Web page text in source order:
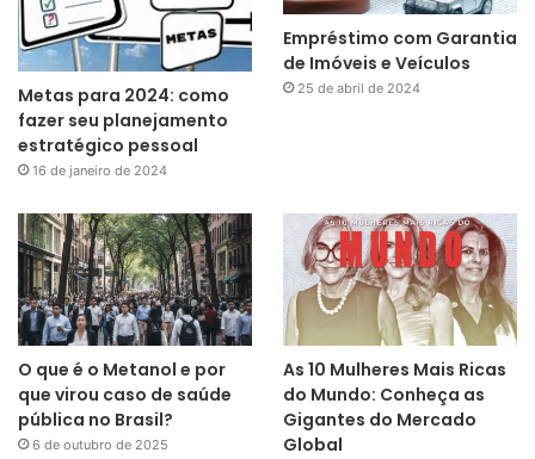
Metas para 2024: como
fazer seu planejamento
estratégico pessoal
16 de janeiro de 2024
Empréstimo com Garantia
de Imóveis e Veículos
25 de abril de 2024
O que é o Metanol e por
que virou caso de saúde
pública no Brasil?
6 de outubro de 2025
As 10 Mulheres Mais Ricas
do Mundo: Conheça as
Gigantes do Mercado
Global